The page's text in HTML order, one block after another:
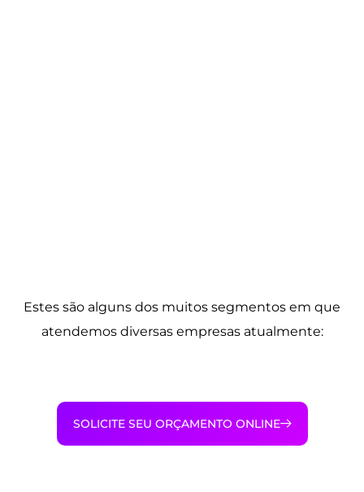
Estes são alguns dos muitos segmentos em que
atendemos diversas empresas atualmente:
SOLICITE SEU ORÇAMENTO ONLINE